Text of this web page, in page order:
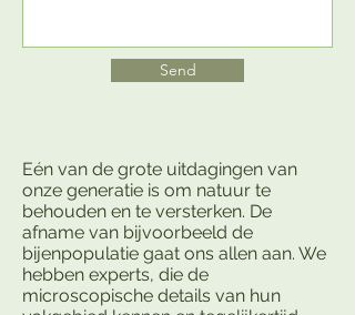
Send
Eén van de grote uitdagingen van
onze generatie is om natuur te
behouden en te versterken. De
afname van bijvoorbeeld de
bijenpopulatie gaat ons allen aan. We
hebben experts, die de
microscopische details van hun